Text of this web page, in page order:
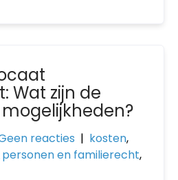
Wat zijn de
reacties | kosten,
personen en familierecht,